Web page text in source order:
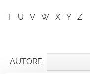
T U V W X Y Z
AUTORE